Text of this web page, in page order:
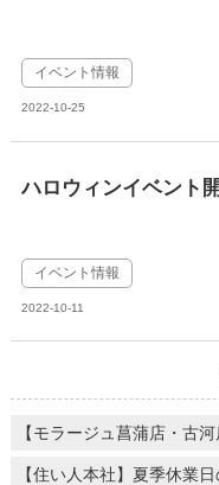
イベント情報
2022-10-25
ハロウィンイベント
イベント情報
2022-10-11
【モラージュ菖蒲店・古
【住い人本社】夏季休業